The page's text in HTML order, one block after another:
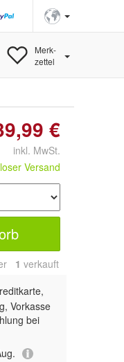
Merk-
zettel
€
inkl. MwSt.
Versand
1 verkauft
Vorkasse
bei